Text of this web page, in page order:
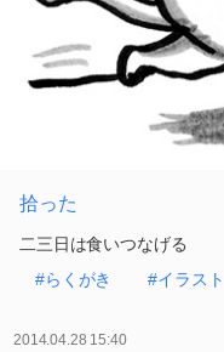
拾った
二三日は食いつなげる
#らくがき
#イラスト
2014.04.28 15:40